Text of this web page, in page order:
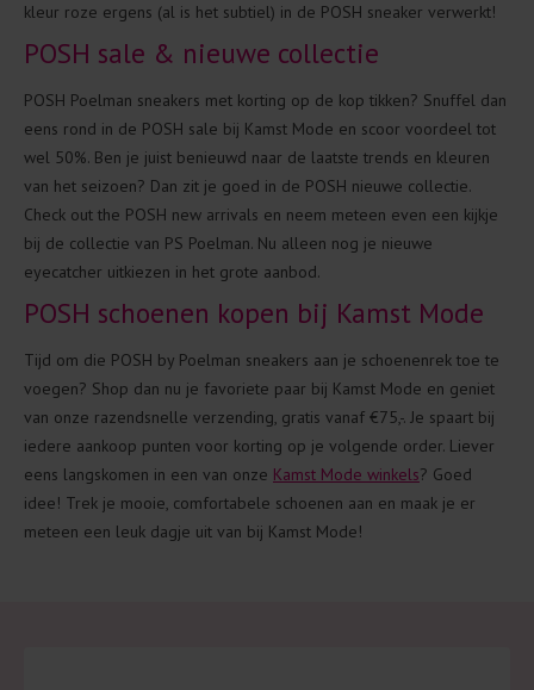
kleur roze ergens (al is het subtiel) in de POSH sneaker verwerkt!
POSH sale & nieuwe collectie
POSH Poelman sneakers met korting op de kop tikken? Snuffel dan
eens rond in de POSH sale bij Kamst Mode en scoor voordeel tot
wel 50%. Ben je juist benieuwd naar de laatste trends en kleuren
van het seizoen? Dan zit je goed in de POSH nieuwe collectie.
Check out the POSH new arrivals en neem meteen even een kijkje
bij de collectie van PS Poelman. Nu alleen nog je nieuwe
eyecatcher uitkiezen in het grote aanbod.
POSH schoenen kopen bij Kamst Mode
Tijd om die POSH by Poelman sneakers aan je schoenenrek toe te
voegen? Shop dan nu je favoriete paar bij Kamst Mode en geniet
van onze razendsnelle verzending, gratis vanaf €75,-. Je spaart bij
iedere aankoop punten voor korting op je volgende order. Liever
eens langskomen in een van onze Kamst Mode winkels? Goed
idee! Trek je mooie, comfortabele schoenen aan en maak je er
meteen een leuk dagje uit van bij Kamst Mode!